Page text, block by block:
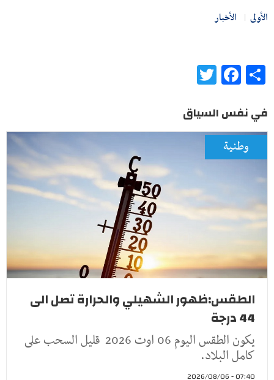
الأولى الأخبار
Share
Facebook
في نفس السياق
وطنية
الطقس:ظهور الشهيلي والحرارة تصل الى
44 درجة
يكون الطقس اليوم 06 اوت 2026 قليل السحب على
كامل البلاد.
07:40 - 2026/08/06